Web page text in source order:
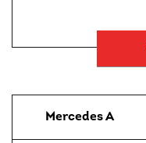
Mercedes A